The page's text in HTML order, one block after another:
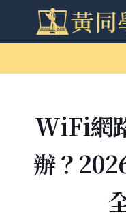
WiFi網
辦？